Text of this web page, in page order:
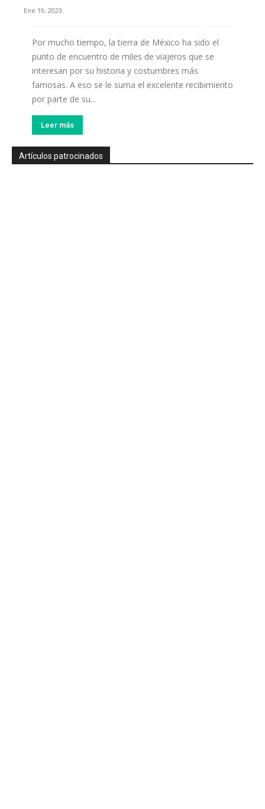
Ene 19, 2023
Por mucho tiempo, la tierra de México ha sido el
punto de encuentro de miles de viajeros que se
interesan por su historia y costumbres más
famosas. A eso se le suma el excelente recibimiento
por parte de su...
Leer más
Artículos patrocinados